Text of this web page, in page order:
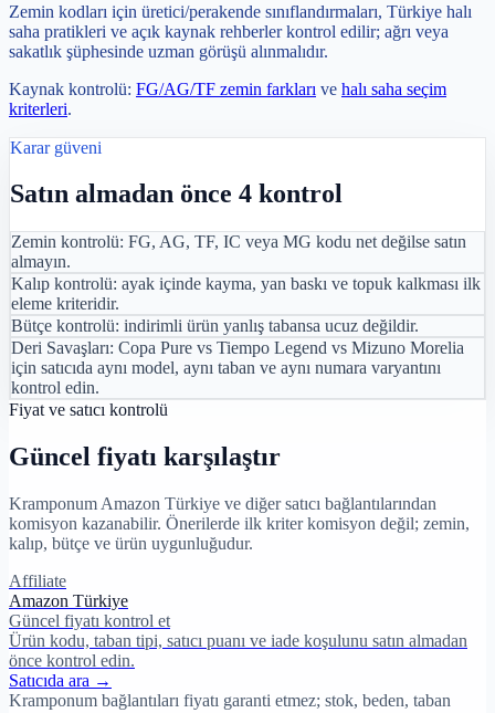
Zemin kodları için üretici/perakende sınıflandırmaları, Türkiye halı
saha pratikleri ve açık kaynak rehberler kontrol edilir; ağrı veya
sakatlık şüphesinde uzman görüşü alınmalıdır.
Kaynak kontrolü: FG/AG/TF zemin farkları ve halı saha seçim
kriterleri.
Karar güveni
Satın almadan önce 4 kontrol
Zemin kontrolü: FG, AG, TF, IC veya MG kodu net değilse satın
almayın.
Kalıp kontrolü: ayak içinde kayma, yan baskı ve topuk kalkması ilk
eleme kriteridir.
Bütçe kontrolü: indirimli ürün yanlış tabansa ucuz değildir.
Deri Savaşları: Copa Pure vs Tiempo Legend vs Mizuno Morelia
için satıcıda aynı model, aynı taban ve aynı numara varyantını
kontrol edin.
Fiyat ve satıcı kontrolü
Güncel fiyatı karşılaştır
Kramponum Amazon Türkiye ve diğer satıcı bağlantılarından
komisyon kazanabilir. Önerilerde ilk kriter komisyon değil; zemin,
kalıp, bütçe ve ürün uygunluğudur.
Affiliate
Amazon Türkiye
Güncel fiyatı kontrol et
Ürün kodu, taban tipi, satıcı puanı ve iade koşulunu satın almadan
önce kontrol edin.
Satıcıda ara →
Kramponum bağlantıları fiyatı garanti etmez; stok, beden, taban